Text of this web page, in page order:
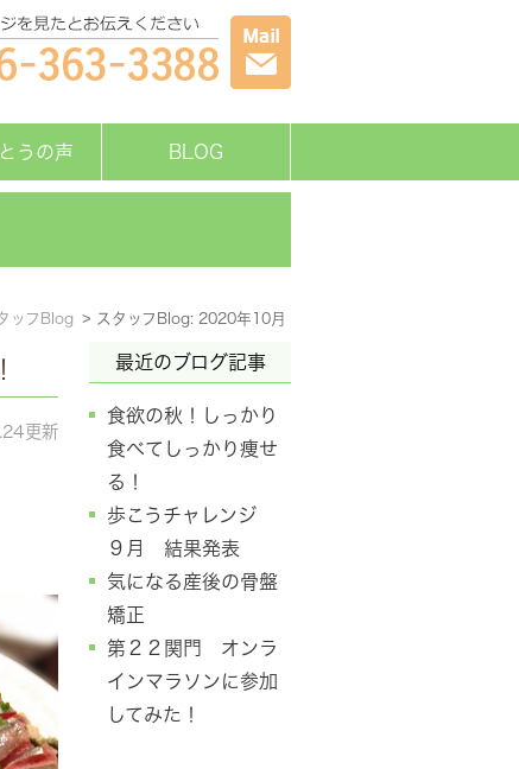
うの声 BLOG
ッフBlog スタッフBlog: 2020年10月
更新
最近のブログ記事
食欲の秋！しっかり
食べてしっかり痩せ
る！
歩こうチャレンジ
９月 結果発表
気になる産後の骨盤
矯正
第２２関門 オンラ
インマラソンに参加
してみた！